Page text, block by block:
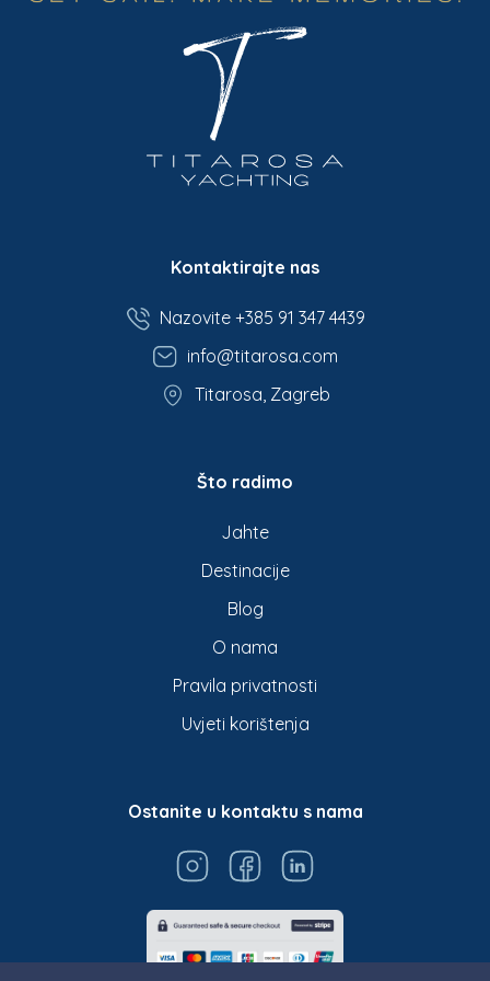
Kontaktirajte nas
Nazovite +385 91 347 4439
info@titarosa.com
Titarosa, Zagreb
Što radimo
Jahte
Destinacije
Blog
O nama
Pravila privatnosti
Uvjeti korištenja
Ostanite u kontaktu s nama